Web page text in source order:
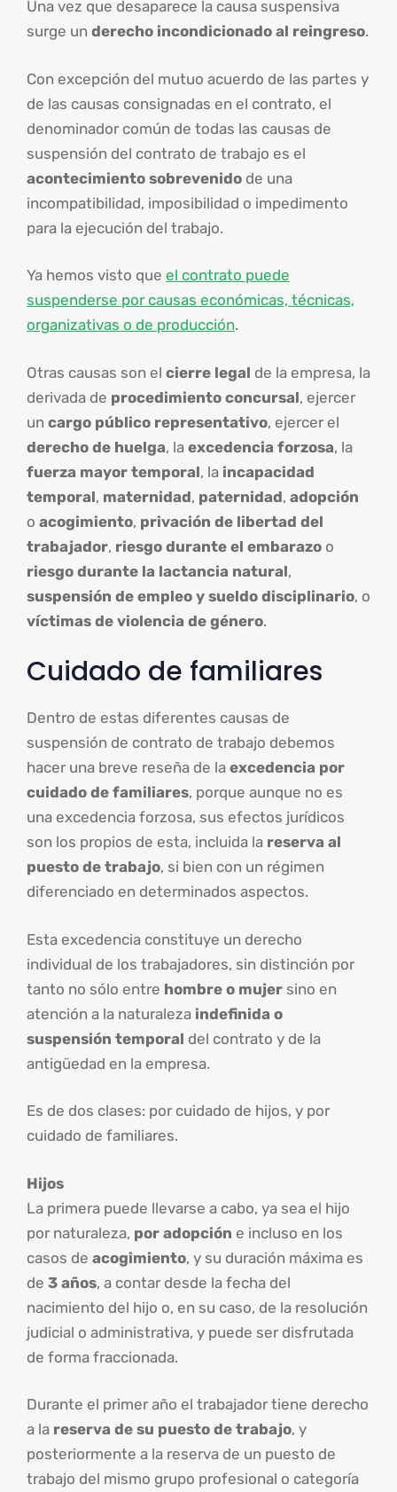
Una vez que desaparece la causa suspensiva
surge un derecho incondicionado al reingreso.
Con excepción del mutuo acuerdo de las partes y
de las causas consignadas en el contrato, el
denominador común de todas las causas de
suspensión del contrato de trabajo es el
acontecimiento sobrevenido de una
incompatibilidad, imposibilidad o impedimento
para la ejecución del trabajo.
Ya hemos visto que el contrato puede
suspenderse por causas económicas, técnicas,
organizativas o de producción.
Otras causas son el cierre legal de la empresa, la
derivada de procedimiento concursal, ejercer
un cargo público representativo, ejercer el
derecho de huelga, la excedencia forzosa, la
fuerza mayor temporal, la incapacidad
temporal, maternidad, paternidad, adopción
o acogimiento, privación de libertad del
trabajador, riesgo durante el embarazo o
riesgo durante la lactancia natural,
suspensión de empleo y sueldo disciplinario, o
víctimas de violencia de género.
Cuidado de familiares
Dentro de estas diferentes causas de
suspensión de contrato de trabajo debemos
hacer una breve reseña de la excedencia por
cuidado de familiares, porque aunque no es
una excedencia forzosa, sus efectos jurídicos
son los propios de esta, incluida la reserva al
puesto de trabajo, si bien con un régimen
diferenciado en determinados aspectos.
Esta excedencia constituye un derecho
individual de los trabajadores, sin distinción por
tanto no sólo entre hombre o mujer sino en
atención a la naturaleza indefinida o
suspensión temporal del contrato y de la
antigüedad en la empresa.
Es de dos clases: por cuidado de hijos, y por
cuidado de familiares.
Hijos
La primera puede llevarse a cabo, ya sea el hijo
por naturaleza, por adopción e incluso en los
casos de acogimiento, y su duración máxima es
de 3 años, a contar desde la fecha del
nacimiento del hijo o, en su caso, de la resolución
judicial o administrativa, y puede ser disfrutada
de forma fraccionada.
Durante el primer año el trabajador tiene derecho
a la reserva de su puesto de trabajo, y
posteriormente a la reserva de un puesto de
trabajo del mismo grupo profesional o categoría